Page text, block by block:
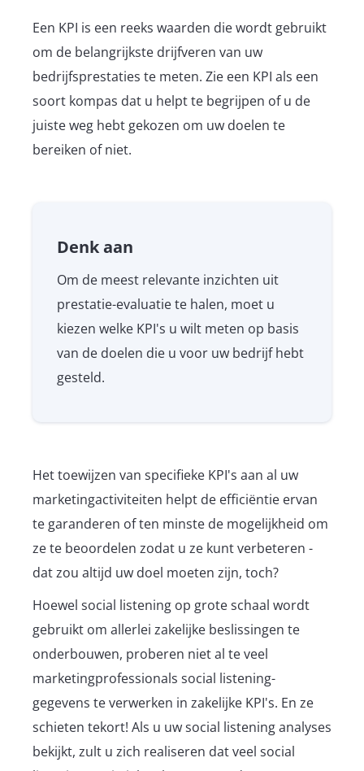
Een KPI is een reeks waarden die wordt gebruikt
om de belangrijkste drijfveren van uw
bedrijfsprestaties te meten. Zie een KPI als een
soort kompas dat u helpt te begrijpen of u de
juiste weg hebt gekozen om uw doelen te
bereiken of niet.
Denk aan
Om de meest relevante inzichten uit
prestatie-evaluatie te halen, moet u
kiezen welke KPI's u wilt meten op basis
van de doelen die u voor uw bedrijf hebt
gesteld.
Het toewijzen van specifieke KPI's aan al uw
marketingactiviteiten helpt de efficiëntie ervan
te garanderen of ten minste de mogelijkheid om
ze te beoordelen zodat u ze kunt verbeteren -
dat zou altijd uw doel moeten zijn, toch?
Hoewel social listening op grote schaal wordt
gebruikt om allerlei zakelijke beslissingen te
onderbouwen, proberen niet al te veel
marketingprofessionals social listening-
gegevens te verwerken in zakelijke KPI's. En ze
schieten tekort! Als u uw social listening analyses
bekijkt, zult u zich realiseren dat veel social